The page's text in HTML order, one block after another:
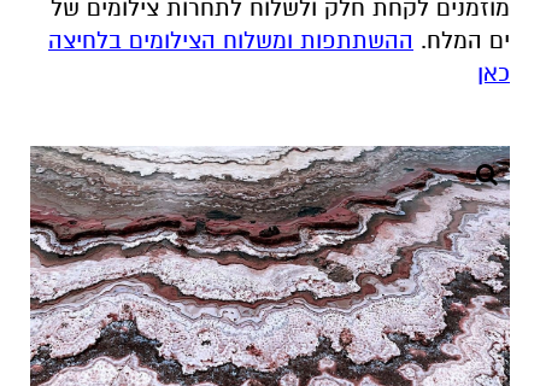
מוזמנים לקחת חלק ולשלוח לתחרות צילומים של
ים המלח. ההשתתפות ומשלוח הצילומים בלחיצה
כאן